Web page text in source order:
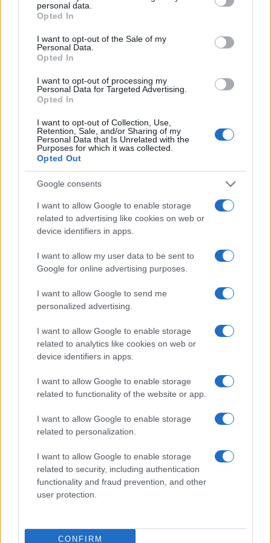
grant or deny consent to Google and its third-party tags to
use your data for below specified purposes in below Google
consent section.
personal data.
Opted In
I want to opt-out of the Sale of my
Personal Data.
Opted In
I want to opt-out of processing my
Personal Data for Targeted Advertising.
Opted In
I want to opt-out of Collection, Use,
Retention, Sale, and/or Sharing of my
Personal Data that Is Unrelated with the
Purposes for which it was collected.
Opted Out
Google consents
I want to allow Google to enable storage
related to advertising like cookies on web or
device identifiers in apps.
I want to allow my user data to be sent to
Google for online advertising purposes.
I want to allow Google to send me
personalized advertising.
I want to allow Google to enable storage
related to analytics like cookies on web or
device identifiers in apps.
I want to allow Google to enable storage
related to functionality of the website or app.
I want to allow Google to enable storage
related to personalization.
I want to allow Google to enable storage
related to security, including authentication
functionality and fraud prevention, and other
user protection.
CONFIRM
ΑΚΟΛΟΥΘΗΣΤΕ ΜΑΣ ΣΤΟ GOOGLE
NEWS ΚΑΝΟΝΤΑΣ ΚΛΙΚ ΕΔΩ
TAGS
ΒΡΕΤΑΝΙΑ ΕΡΓΑΤΙΚΟΙ
Ροή Ειδήσεων
ΔΙΕΘΝΗ
07/08/26 - 16:02
Κλιμακώνεται η σύγκρουση στην Υεμένη: Νέες επιθέσεις
ΔΙΕΘΝΗ
07/08/26 - 16:15
Ινδία: Σχεδόν 100 νεκροί από πλημμύρες και
κατολισθήσεις - Χιλιάδες εκτοπισμένοι
ΕΛΛΑΔΑ
07/08/26 - 16:11
Παραλίες: Πάνω από 1.500 έλεγχοι σε όλη τη χώρα – Τρεις
συλλήψεις και πέντε «λουκέτα» στη Χαλκιδική
07/08/26 - 15:51
Atlantic: Αδιέξοδο και οργή Τραμπ για τα εξαντλημένα
ΔΙΕΘΝΗ
Η «οργή της διαδοχής» πάνω από το Κρεμλίνο: Το
γηρασμένο σύστημα Πούτιν και ο κίνδυνος του χάους
ΕΛΛΑΔΑ
07/08/26 - 15:34
δολοφονίες της «Greek Mafia»